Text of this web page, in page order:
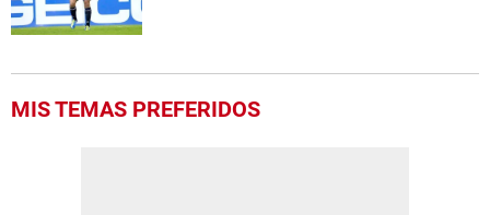
MIS TEMAS PREFERIDOS